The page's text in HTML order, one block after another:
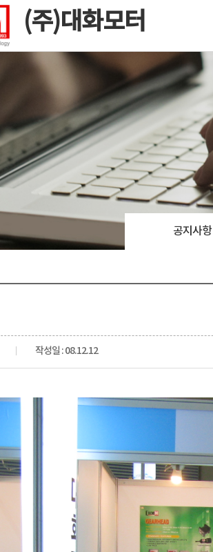
(주)대화모터
공지사항
작성일 : 08.12.12